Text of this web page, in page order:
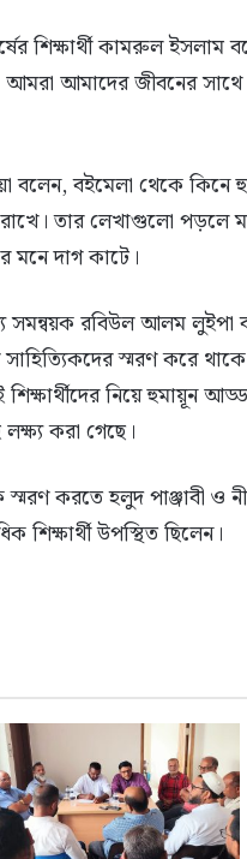
শিক্ষার্থী কামরুল
আমাদের জীবনের
বলেন, বইমেলা থেকে
তার লেখাগুলো পড়লে
দাগ কাটে।
রবিউল আলম লুইপা
স্মরণ করে
নিয়ে
করা গেছে।
স্মরণ করতে হলুদ পাঞ্জাবী
শিক্ষার্থী উপস্থিত ছিলেন।